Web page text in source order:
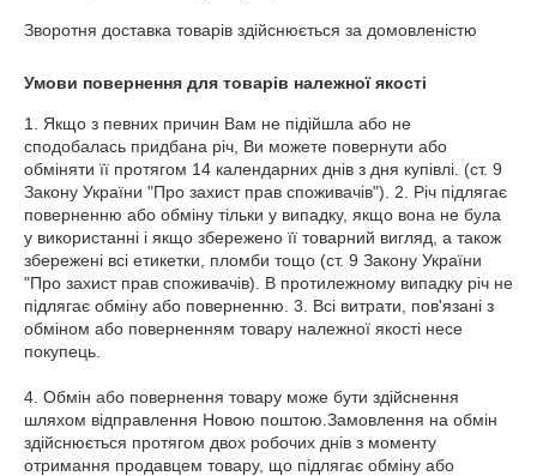
Зворотня доставка товарів здійснюється за домовленістю
Умови повернення для товарів належної якості
1. Якщо з певних причин Вам не підійшла або не
сподобалась придбана річ, Ви можете повернути або
обміняти її протягом 14 календарних днів з дня купівлі. (ст. 9
Закону України "Про захист прав споживачів"). 2. Річ підлягає
поверненню або обміну тільки у випадку, якщо вона не була
у використанні і якщо збережено її товарний вигляд, а також
збережені всі етикетки, пломби тощо (ст. 9 Закону України
"Про захист прав споживачів). В протилежному випадку річ не
підлягає обміну або поверненню. 3. Всі витрати, пов'язані з
обміном або поверненням товару належної якості несе
покупець.
4. Обмін або повернення товару може бути здійснення
шляхом відправлення Новою поштою.Замовлення на обмін
здійснюється протягом двох робочих днів з моменту
отримання продавцем товару, що підлягає обміну або